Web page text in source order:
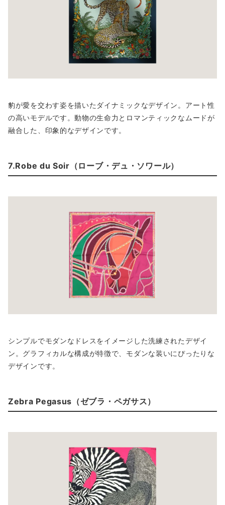
豹が愛を交わす姿を描いたダイナミックなデザイン。アート性
の高いモデルです。動物の生命力とロマンティックなムードが
融合した、印象的なデザインです。
7.Robe du Soir（ローブ・デュ・ソワール）
シンプルでモダンなドレスをイメージした洗練されたデザイ
ン。グラフィカルな構成が特徴で、モダンな装いにぴったりな
デザインです。
Zebra Pegasus（ゼブラ・ペガサス）